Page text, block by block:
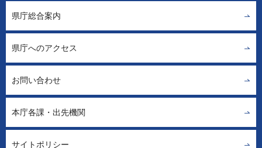
県庁総合案内
県庁へのアクセス
お問い合わせ
本庁各課・出先機関
サイトポリシー